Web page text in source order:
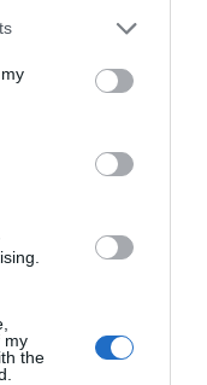
or more Google
You may click to
third-party tags to
in below Google
my
the
az edényt a
ez nagyjából
etve adjuk
keverjük el
Sóval, borssal
nem készül,
40-42 fokos
a nyers